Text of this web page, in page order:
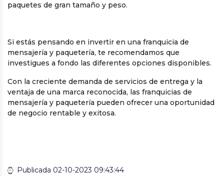
paquetes de gran tamaño y peso.
Si estás pensando en invertir en una franquicia de
mensajería y paquetería, te recomendamos que
investigues a fondo las diferentes opciones disponibles.
Con la creciente demanda de servicios de entrega y la
ventaja de una marca reconocida, las franquicias de
mensajería y paquetería pueden ofrecer una oportunidad
de negocio rentable y exitosa.
Publicada 02-10-2023 09:43:44